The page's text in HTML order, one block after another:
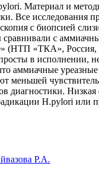
Материал и
Все исследования
с биопсией
сравнивали с
«ТКА», Россия,
в исполнении,
аммиачные
диагностики.
Н.pylori или
Р.А.